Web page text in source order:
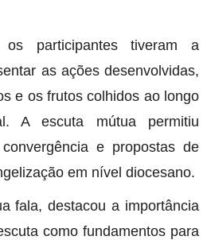
participantes tiveram a
as ações desenvolvidas,
e os frutos colhidos ao longo
A escuta mútua permitiu
e propostas de
em nível diocesano.
fala, destacou a importância
como fundamentos para